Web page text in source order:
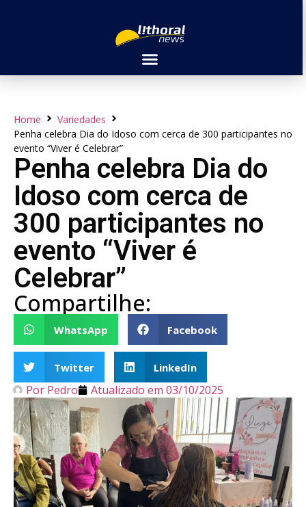
Home
Variedades
Penha celebra Dia do Idoso com cerca de 300 participantes no
evento “Viver é Celebrar”
Penha celebra Dia do
Idoso com cerca de
300 participantes no
evento “Viver é
Celebrar”
Compartilhe:
WhatsApp Facebook
Twitter LinkedIn
Por Pedro Atualizado em 03/10/2025